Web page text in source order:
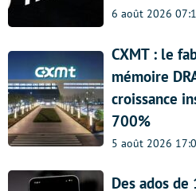
6 août 2026
CXMT : le
mémoire
croissance
700%
5 août 2026
Des ados